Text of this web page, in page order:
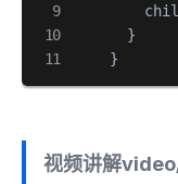
      }
    }
视频讲解